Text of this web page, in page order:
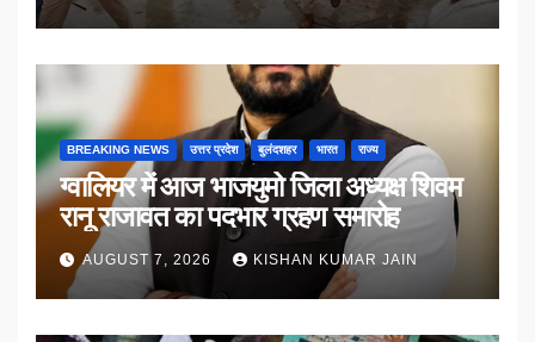
BREAKING NEWS उत्तर प्रदेश बुलंदशहर भारत राज्य
ग्वालियर में आज भाजयुमो जिला अध्यक्ष शिवम
रानू राजावत का पदभार ग्रहण समारोह
AUGUST 7, 2026 KISHAN KUMAR JAIN